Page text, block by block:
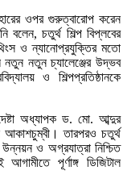
ওপর গুরুত্বারোপ করেন
বলেন, চতুর্থ শিল্প বিপ্লবের
ও ন্যানোপ্রযুক্তির মতো
নতুন নতুন চ্যালেঞ্জের উদ্ভব
ও শিল্পপ্রতিষ্ঠানকে
অধ্যাপক ড. মো. আব্দুর
আকাশচুম্বী। তারপরও চতুর্থ
ও অগ্রযাত্রা নিশ্চিত
পূর্ণাঙ্গ ডিজিটাল